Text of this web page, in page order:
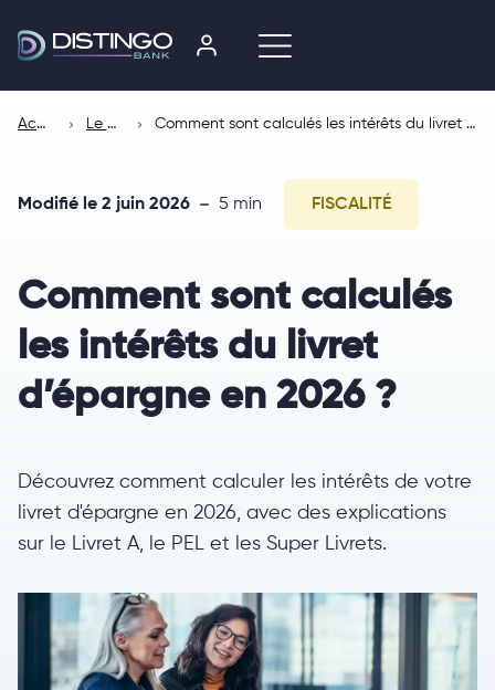
Accueil Le Mag Comment sont calculés les intérêts du livret d’épargne en 2026 ?
Modifié le 2 juin 2026 5 min FISCALITÉ
Comment sont calculés
les intérêts du livret
d’épargne en 2026 ?
Découvrez comment calculer les intérêts de votre
livret d'épargne en 2026, avec des explications
sur le Livret A, le PEL et les Super Livrets.